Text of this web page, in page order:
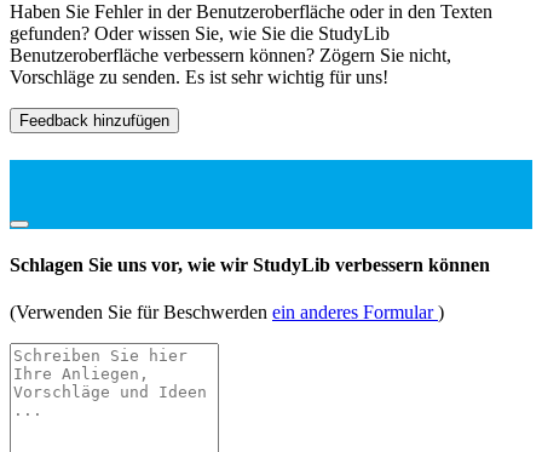
Haben Sie Fehler in der Benutzeroberfläche oder in den Texten
gefunden? Oder wissen Sie, wie Sie die StudyLib
Benutzeroberfläche verbessern können? Zögern Sie nicht,
Vorschläge zu senden. Es ist sehr wichtig für uns!
Feedback hinzufügen
Schlagen Sie uns vor, wie wir StudyLib verbessern können
(Verwenden Sie für Beschwerden ein anderes Formular)